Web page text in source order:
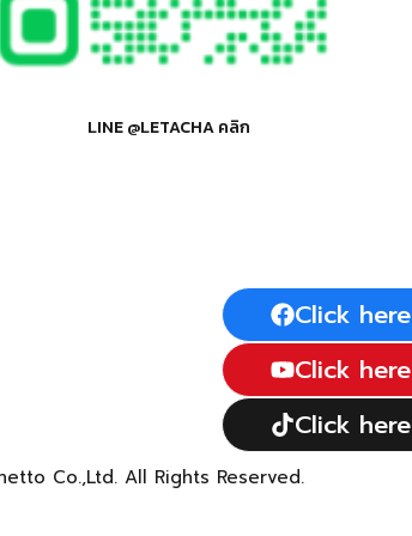
LINE @LETACHA คลิก
Click here
Click here
Click here
Co.,Ltd. All Rights Reserved.